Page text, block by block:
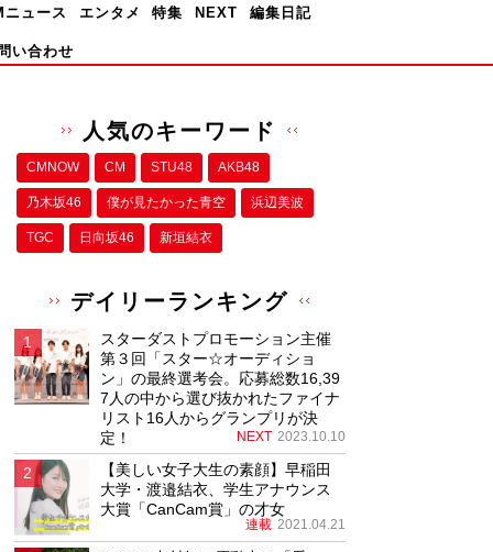
ニュース エンタメ 特集 NEXT 編集日記
い合わせ
人気のキーワード
CMNOW CM STU48 AKB48
乃木坂46 僕が⾒たかった⻘空 浜辺美波
TGC 日向坂46 新垣結衣
デイリーランキング
スターダストプロモーション主催
第３回「スター☆オーディショ
ン」の最終選考会。応募総数16,39
7人の中から選び抜かれたファイナ
リスト16人からグランプリが決
定！
NEXT 2023.10.10
【美しい女子大生の素顔】早稲田
大学・渡邉結衣、学生アナウンス
大賞「CanCam賞」の才女
連載 2021.04.21